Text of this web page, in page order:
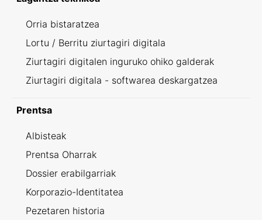
Orria bistaratzea
Lortu / Berritu ziurtagiri digitala
Ziurtagiri digitalen inguruko ohiko galderak
Ziurtagiri digitala - softwarea deskargatzea
Prentsa
Albisteak
Prentsa Oharrak
Dossier erabilgarriak
Korporazio-Identitatea
Pezetaren historia